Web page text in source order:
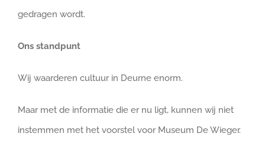
gedragen wordt.
Ons standpunt
Wij waarderen cultuur in Deurne enorm.
Maar met de informatie die er nu ligt, kunnen wij niet
instemmen met het voorstel voor Museum De Wieger.